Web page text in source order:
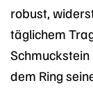
robust,
täglichem
dem Ring